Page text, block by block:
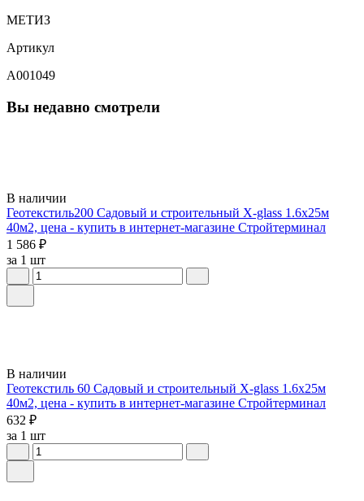
МЕТИЗ
Артикул
A001049
Вы недавно смотрели
В наличии
Геотекстиль200 Садовый и строительный X-glass 1.6х25м
40м2, цена - купить в интернет-магазине Стройтерминал
1 586 ₽
за 1 шт
В наличии
Геотекстиль 60 Садовый и строительный X-glass 1.6х25м
40м2, цена - купить в интернет-магазине Стройтерминал
632 ₽
за 1 шт